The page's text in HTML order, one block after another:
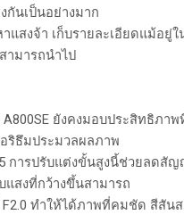
นเป็นอย่างมาก
สงจ้า เก็บรายละเอียดแม้อยู่ใ
ามารถนำไป
ยังคงมอบประสิทธิภา
ริธึมประมวลผลภาพ
การปรับแต่งขั้นสูงนี้ช่วยลดสั
สงที่กว้างขึ้นสามารถ
F2.0 ทำให้ได้ภาพที่คมชัด สีสั